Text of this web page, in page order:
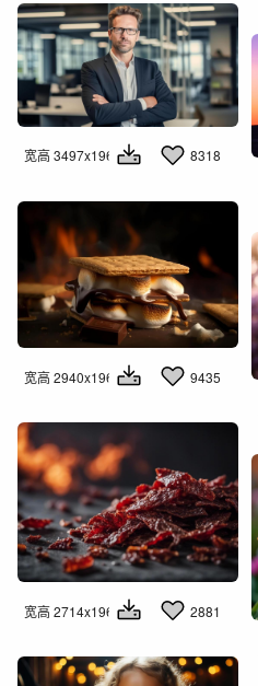
宽高 3497x1960
8318
宽高 2940x1960
9435
宽高 2714x1960 2881